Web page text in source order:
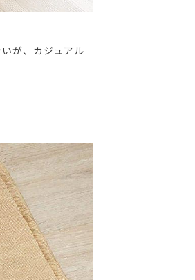
が、カジュアル